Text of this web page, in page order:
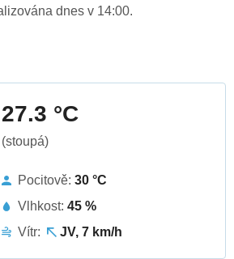
dnes v 14:00.
27.3 °C
(stoupá)
Pocitově: 30 °C
Vlhkost: 45 %
Vítr:
JV, 7 km/h